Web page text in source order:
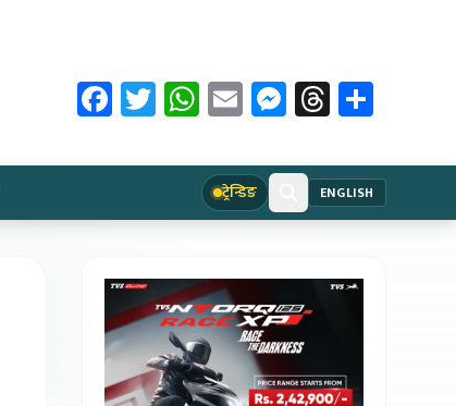
Facebook
Twitter
WhatsApp
EmailMessenger
Threads
ट्रेन्डिङ ENGLISH